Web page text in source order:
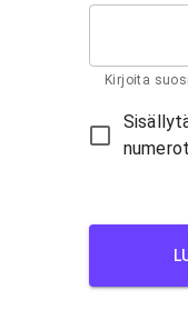
Kirjoita
numerot